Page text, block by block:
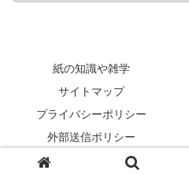
紙の知識や雑学
サイトマップ
プライバシーポリシー
外部送信ポリシー
© 2017-2026 ～紙の知識と雑学～